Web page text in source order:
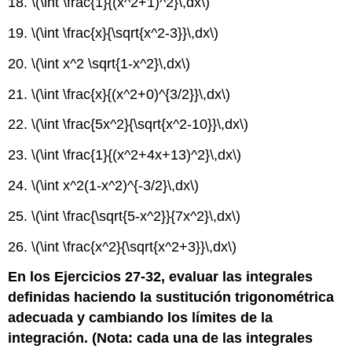
19.\(\int \frac{x}{\sqrt{x^2-3}}\,dx\)
20.\(\int x^2 \sqrt{1-x^2}\,dx\)
21.\(\int \frac{x}{(x^2+0)^{3/2}}\,dx\)
22.\(\int \frac{5x^2}{\sqrt{x^2-10}}\,dx\)
23.\(\int \frac{1}{(x^2+4x+13)^2}\,dx\)
24.\(\int x^2(1-x^2)^{-3/2}\,dx\)
25.\(\int \frac{\sqrt{5-x^2}}{7x^2}\,dx\)
26.\(\int \frac{x^2}{\sqrt{x^2+3}}\,dx\)
En los Ejercicios 27-32, evaluar las integrales
definidas haciendo la sustitución trigonométrica
adecuada y cambiando los límites de la
integración. (Nota: cada una de las integrales